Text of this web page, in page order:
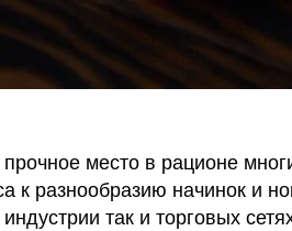
место в рационе
к разнообразию начинок и
так и торговых